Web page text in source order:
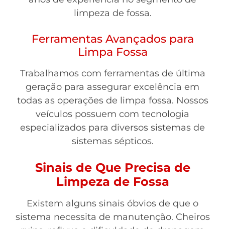
limpeza de fossa.
Ferramentas Avançados para
Limpa Fossa
Trabalhamos com ferramentas de última
geração para assegurar excelência em
todas as operações de limpa fossa. Nossos
veículos possuem com tecnologia
especializados para diversos sistemas de
sistemas sépticos.
Sinais de Que Precisa de
Limpeza de Fossa
Existem alguns sinais óbvios de que o
sistema necessita de manutenção. Cheiros